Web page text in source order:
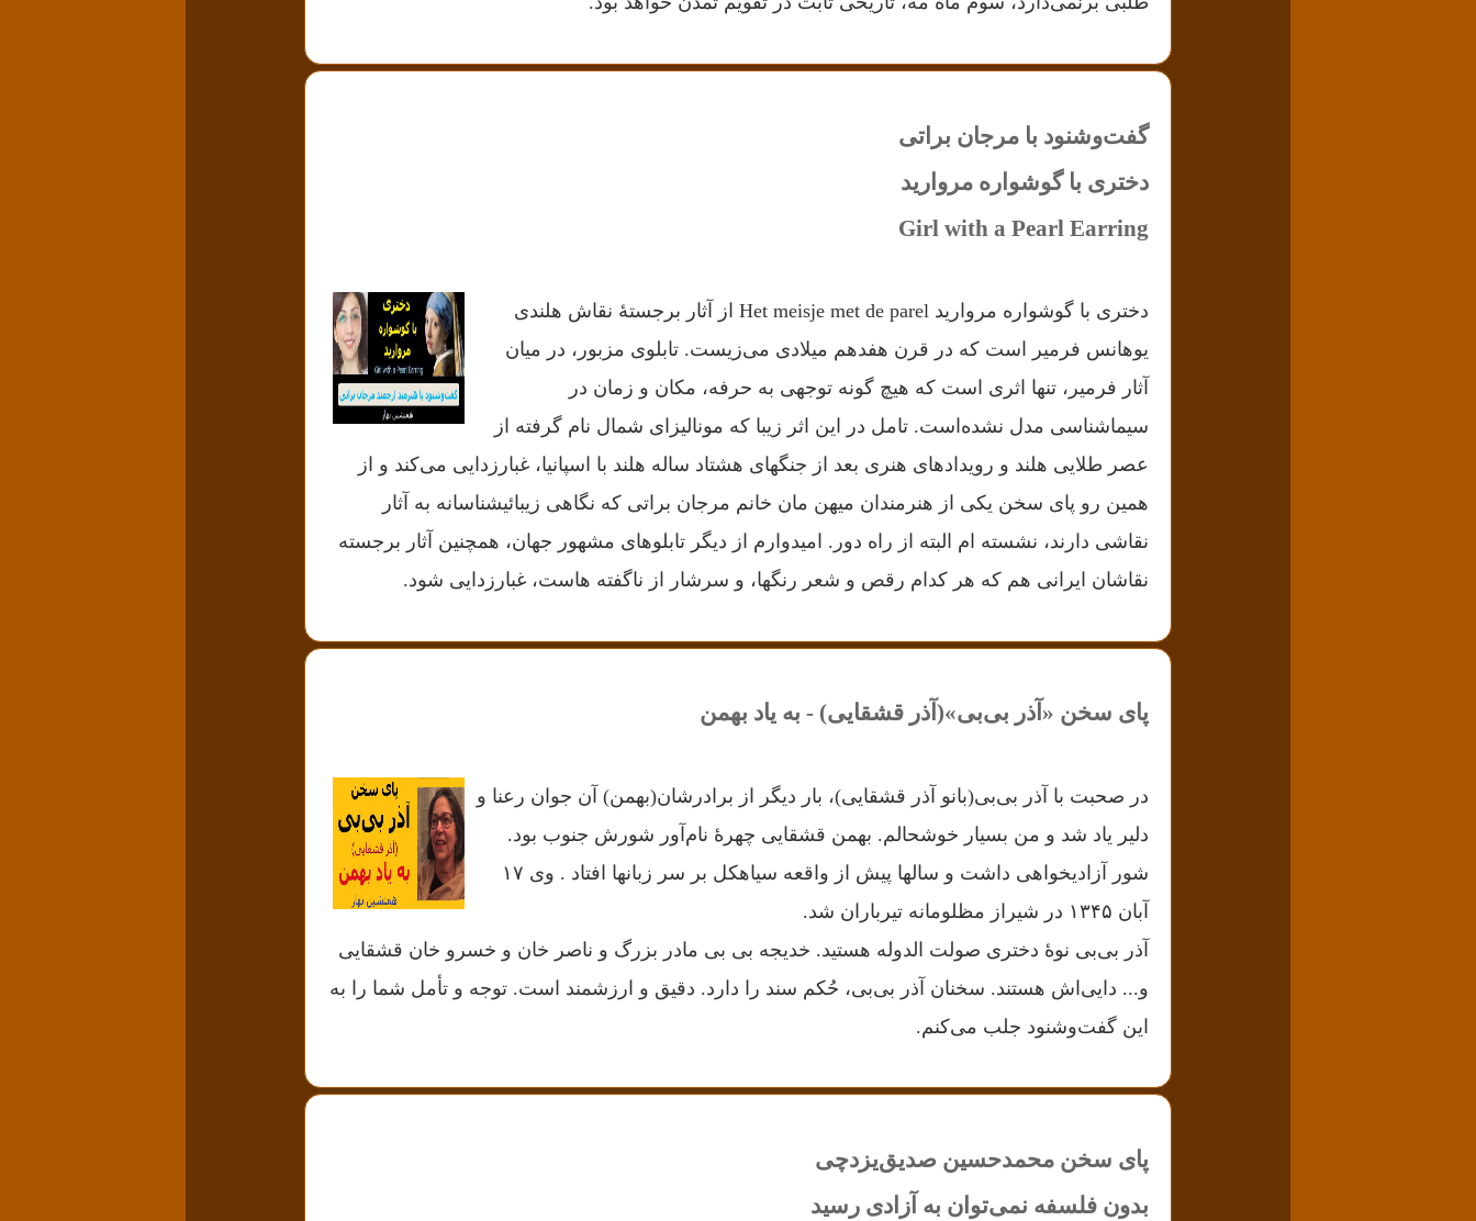
گفت‌وشنود با مرجان براتی
دختری با گوشواره مروارید
Girl with a Pearl Earring
دختری با گوشواره مروارید Het meisje met de parel از آثار برجستهٔ نقاش هلندی
یوهانس فرمیر است که در قرن هفدهم میلادی می‌زیست. تابلوی مزبور، در میان
آثار فرمیر، تنها اثری است که هیچ گونه توجهی به حرفه، مکان و زمان در
سیماشناسی مدل نشده‌است. تامل در این اثر زیبا که مونالیزای شمال نام گرفته از
عصر طلایی هلند و رویدادهای هنری بعد از جنگهای هشتاد ساله هلند با اسپانیا، غبارزدایی می‌کند و از
همین رو پای سخن یکی از هنرمندان میهن مان خانم مرجان براتی که نگاهی زیبائی‎شناسانه به آثار
نقاشی دارند، نشسته ام البته از راه دور. امیدوارم از دیگر تابلوهای مشهور جهان، همچنین آثار برجسته
نقاشان ایرانی هم که هر کدام رقص و شعر رنگها، و سرشار از ناگفته هاست، غبارزدایی شود.
پای سخن «آذر بی‌بی»(آذر قشقایی) - به یاد بهمن
در صحبت با آذر بی‌بی(بانو آذر قشقایی)، بار دیگر از برادرشان(بهمن) آن جوان رعنا و
دلیر یاد شد و من بسیار خوشحالم. بهمن قشقایی چهرهٔ نام‌آور شورش جنوب بود.
شور آزادیخواهی داشت و سالها پیش از واقعه سیاهکل بر سر زبانها افتاد . وی ۱۷
آبان ۱۳۴۵ در شیراز مظلومانه تیرباران شد.
آذر بی‌بی نوهٔ دختری صولت الدوله هستید. خدیجه بی بی مادر بزرگ و ناصر خان و خسرو خان قشقایی
و... دایی‌اش هستند. سخنان آذر بی‌بی، حُکم سند را دارد. دقیق و ارزشمند است. توجه و تأمل شما را به
این گفت‌و‌شنود جلب می‌کنم.
پای سخن محمدحسین صدیق‌یزدچی
بدون فلسفه نمی‌توان به آزادی رسید